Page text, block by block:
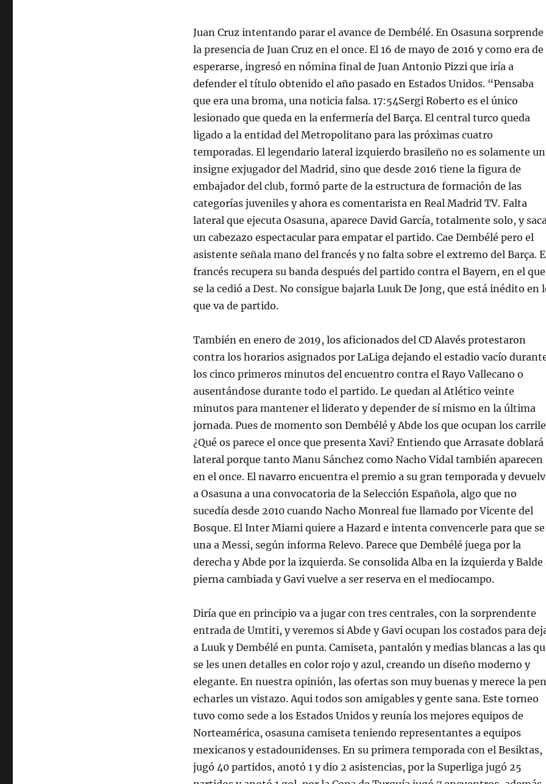
Juan Cruz intentando parar el avance de Dembélé. En Osasuna sorprende
la presencia de Juan Cruz en el once. El 16 de mayo de 2016 y como era de
esperarse, ingresó en nómina final de Juan Antonio Pizzi que iría a
defender el título obtenido el año pasado en Estados Unidos. “Pensaba
que era una broma, una noticia falsa. 17:54Sergi Roberto es el único
lesionado que queda en la enfermería del Barça. El central turco queda
ligado a la entidad del Metropolitano para las próximas cuatro
temporadas. El legendario lateral izquierdo brasileño no es solamente un
insigne exjugador del Madrid, sino que desde 2016 tiene la figura de
embajador del club, formó parte de la estructura de formación de las
categorías juveniles y ahora es comentarista en Real Madrid TV. Falta
lateral que ejecuta Osasuna, aparece David García, totalmente solo, y
un cabezazo espectacular para empatar el partido. Cae Dembélé pero el
asistente señala mano del francés y no falta sobre el extremo del Barça.
francés recupera su banda después del partido contra el Bayern, en el que
se la cedió a Dest. No consigue bajarla Luuk De Jong, que está inédito en
que va de partido.
También en enero de 2019, los aficionados del CD Alavés protestaron
contra los horarios asignados por LaLiga dejando el estadio vacío
los cinco primeros minutos del encuentro contra el Rayo Vallecano o
ausentándose durante todo el partido. Le quedan al Atlético veinte
minutos para mantener el liderato y depender de sí mismo en la última
jornada. Pues de momento son Dembélé y Abde los que ocupan los
¿Qué os parece el once que presenta Xavi? Entiendo que Arrasate doblará
lateral porque tanto Manu Sánchez como Nacho Vidal también aparecen
en el once. El navarro encuentra el premio a su gran temporada y
a Osasuna a una convocatoria de la Selección Española, algo que no
sucedía desde 2010 cuando Nacho Monreal fue llamado por Vicente del
Bosque. El Inter Miami quiere a Hazard e intenta convencerle para que se
una a Messi, según informa Relevo. Parece que Dembélé juega por la
derecha y Abde por la izquierda. Se consolida Alba en la izquierda y Balde
pierna cambiada y Gavi vuelve a ser reserva en el mediocampo.
Diría que en principio va a jugar con tres centrales, con la sorprendente
entrada de Umtiti, y veremos si Abde y Gavi ocupan los costados para
a Luuk y Dembélé en punta. Camiseta, pantalón y medias blancas a las
se les unen detalles en color rojo y azul, creando un diseño moderno y
elegante. En nuestra opinión, las ofertas son muy buenas y merece la
echarles un vistazo. Aqui todos son amigables y gente sana. Este torneo
tuvo como sede a los Estados Unidos y reunía los mejores equipos de
Norteamérica, osasuna camiseta teniendo representantes a equipos
mexicanos y estadounidenses. En su primera temporada con el Besiktas,
jugó 40 partidos, anotó 1 y dio 2 asistencias, por la Superliga jugó 25